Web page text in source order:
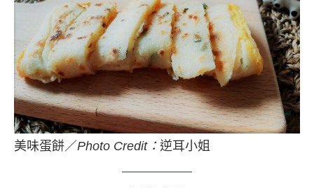
美味蛋餅／Photo Credit： 逆耳小姐